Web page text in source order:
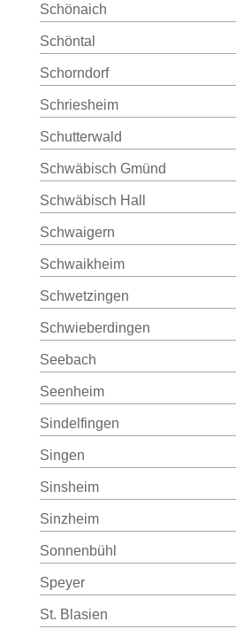
Schönaich
Schöntal
Schorndorf
Schriesheim
Schutterwald
Schwäbisch Gmünd
Schwäbisch Hall
Schwaigern
Schwaikheim
Schwetzingen
Schwieberdingen
Seebach
Seenheim
Sindelfingen
Singen
Sinsheim
Sinzheim
Sonnenbühl
Speyer
St. Blasien